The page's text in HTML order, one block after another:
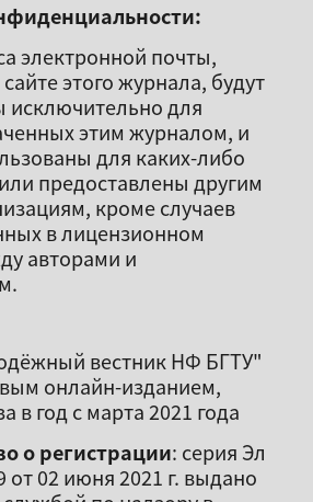
электронной почты,
этого журнала, будут
исключительно для
этим журналом, и
для каких-либо
предоставлены другим
кроме случаев
в лицензионном
авторами и
вестник НФ БГТУ"
онлайн-изданием,
в год с марта 2021 года
о регистрации: серия Эл
02 июня 2021 г. выдано